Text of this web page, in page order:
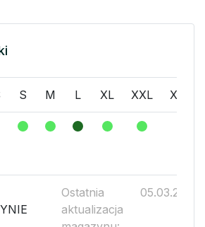
S M L XL XXL XXXL
Ostatnia
aktualizacja
05.03.2019